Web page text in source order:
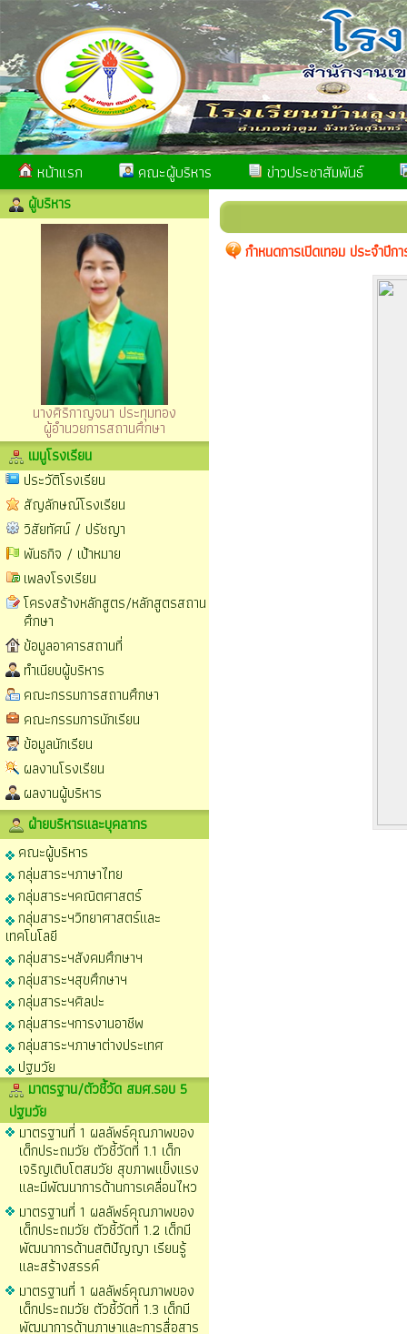
หน้าแรก คณะผู้บริหาร ข่าวประชาสัมพันธ์
ผู้บริหาร
นางศิริกาญจนา ประทุมทอง
ผู้อำนวยการสถานศึกษา
เมนูโรงเรียน
ประวัติโรงเรียน
สัญลักษณ์โรงเรียน
วิสัยทัศน์ / ปรัชญา
พันธกิจ / เป้าหมาย
เพลงโรงเรียน
โครงสร้างหลักสูตร/หลักสูตรสถาน
ศึกษา
ข้อมูลอาคารสถานที่
ทำเนียบผู้บริหาร
คณะกรรมการสถานศึกษา
คณะกรรมการนักเรียน
ข้อมูลนักเรียน
ผลงานโรงเรียน
ผลงานผู้บริหาร
ฝ่ายบริหารและบุคลากร
คณะผู้บริหาร
กลุ่มสาระฯภาษาไทย
กลุ่มสาระฯคณิตศาสตร์
กลุ่มสาระฯวิทยาศาสตร์และ
เทคโนโลยี
กลุ่มสาระฯสังคมศึกษาฯ
กลุ่มสาระฯสุขศึกษาฯ
กลุ่มสาระฯศิลปะ
กลุ่มสาระฯการงานอาชีพ
กลุ่มสาระฯภาษาต่างประเทศ
ปฐมวัย
มาตรฐาน/ตัวชี้วัด สมศ.รอบ 5
ปฐมวัย
มาตรฐานที่ 1 ผลลัพธ์คุณภาพของ
เด็กประถมวัย ตัวชี้วัดที่ 1.1 เด็ก
เจริญเติบโตสมวัย สุขภาพแข็งแรง
และมีพัฒนาการด้านการเคลื่อนไหว
มาตรฐานที่ 1 ผลลัพธ์คุณภาพของ
เด็กประถมวัย ตัวชี้วัดที่ 1.2 เด็กมี
พัฒนาการด้านสติปัญญา เรียนรู้
และสร้างสรรค์
มาตรฐานที่ 1 ผลลัพธ์คุณภาพของ
เด็กประถมวัย ตัวชี้วัดที่ 1.3 เด็กมี
พัฒนาการด้านภาษาและการสื่อสาร
กำหนดการเปิดเทอม ประจำปี